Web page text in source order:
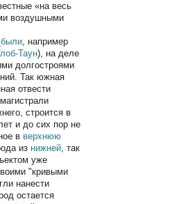
«на весь
воздушными
, например
Таун), на деле
долгостроями
Так южная
отвести
строится в
и до сих пор не
в верхнюю
из нижней, так
уже
"кривыми
нанести
остается